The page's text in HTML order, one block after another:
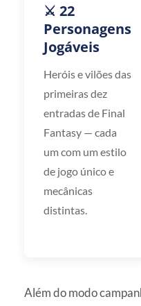
⚔️ 22
Personagens
Jogáveis
Heróis e vilões das
primeiras dez
entradas de Final
Fantasy — cada
um com um estilo
de jogo único e
mecânicas
distintas.
Além do modo